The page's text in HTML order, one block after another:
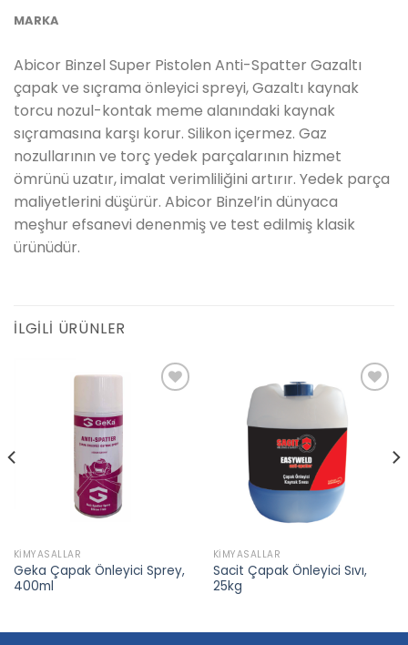
MARKA
Abicor Binzel Super Pistolen Anti-Spatter Gazaltı
çapak ve sıçrama önleyici spreyi, Gazaltı kaynak
torcu nozul-kontak meme alanındaki kaynak
sıçramasına karşı korur. Silikon içermez. Gaz
nozullarının ve torç yedek parçalarının hizmet
ömrünü uzatır, imalat verimliliğini artırır. Yedek parça
maliyetlerini düşürür. Abicor Binzel’in dünyaca
meşhur efsanevi denenmiş ve test edilmiş klasik
ürünüdür.
İLGILI ÜRÜNLER
KIMYASALLAR
Geka Çapak Önleyici Sprey,
400ml
wishlist
KIMYASALLAR
Sacit Çapak Önleyici Sıvı,
25kg